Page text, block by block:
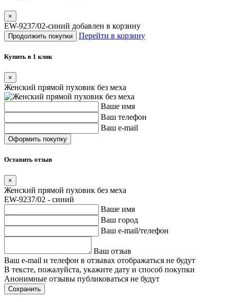
×
EW-9237/02-синий добавлен в корзину
Продолжить покупки Перейти в корзину
Купить в 1 клик
×
Женский прямой пуховик без меха
Ваше имя
Ваш телефон
Ваш e-mail
Оставить отзыв
×
Женский прямой пуховик без меха
EW-9237/02 - синий
Ваше имя
Ваш город
Ваш e-mail/телефон
Ваш отзыв
Ваш e-mail и телефон в отзывах отображаться не будут
В тексте, пожалуйста, укажите дату и способ покупки
Анонимные отзывы публиковаться не будут
Сохранить